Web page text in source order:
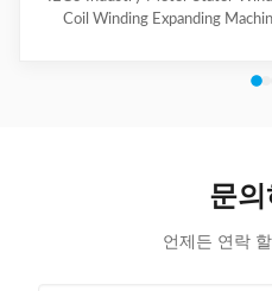
Coil Winding Expanding
expanding, used for 3-phase
Stator Winding
문의
언제든 연락